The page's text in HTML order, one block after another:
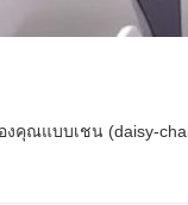
คุณแบบเชน (daisy-